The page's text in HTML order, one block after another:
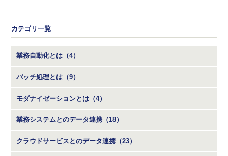
カテゴリ一覧
業務自動化とは（4）
バッチ処理とは（9）
モダナイゼーションとは（4）
業務システムとのデータ連携（18）
クラウドサービスとのデータ連携（23）